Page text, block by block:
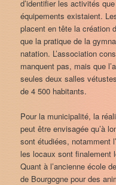
d’identifier les activités
équipements existaient.
placent en tête la création
que la pratique de la
natation. L’association
manquent pas, mais que
seules deux salles
de 4 500 habitants.
Pour la municipalité, la
peut être envisagée qu’à
sont étudiées, notamment
les locaux sont finalement
Quant à l’ancienne école
de Bourgogne pour des